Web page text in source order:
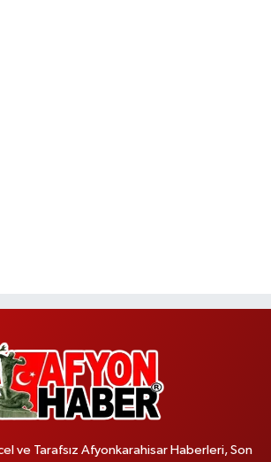
ve Tarafsız Afyonkarahisar Haberleri, Son